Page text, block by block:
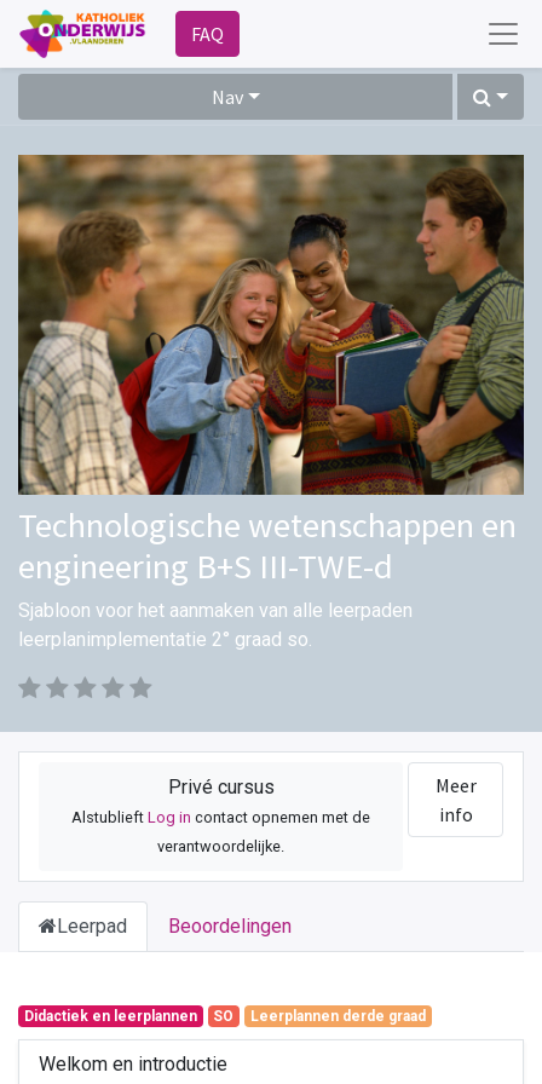
FAQ
Nav
Technologische wetenschappen en
engineering B+S III-TWE-d
Sjabloon voor het aanmaken van alle leerpaden
leerplanimplementatie 2° graad so.
Privé cursus
AlstublieftLog in contact opnemen met de
verantwoordelijke.
Meer
info
Leerpad Beoordelingen
Didactiek en leerplannen SO Leerplannen derde graad
Welkom en introductie